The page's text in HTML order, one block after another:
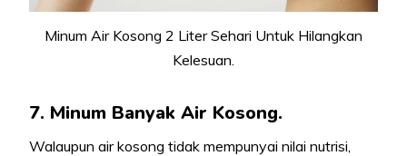
Minum Air Kosong 2 Liter Sehari Untuk Hilangkan
Kelesuan.
7. Minum Banyak Air Kosong.
Walaupun air kosong tidak mempunyai nilai nutrisi,